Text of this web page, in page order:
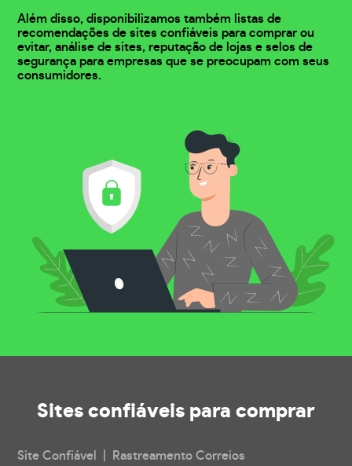
Além disso, disponibilizamos também listas de
recomendações de sites confiáveis para comprar ou
evitar, análise de sites, reputação de lojas e selos de
segurança para empresas que se preocupam com seus
consumidores.
Sites confiáveis para comprar
Site Confiável | Rastreamento Correios